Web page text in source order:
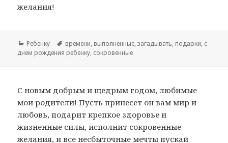
желания!
Рубрики
Ребенку Метки
времени, выполненные,загадывать, подарки, с
днем рождения ребенку, сокровенные
С новым добрым и щедрым годом, любимые
мои родители! Пусть принесет он вам мир и
любовь, подарит крепкое здоровье и
жизненные силы, исполнит сокровенные
желания, и все несбыточные мечты пускай